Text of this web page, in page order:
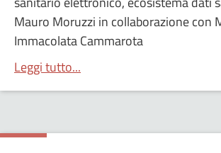
Mauro Moruzzi in collaborazione con
Immacolata Cammarota
Leggi tutto...